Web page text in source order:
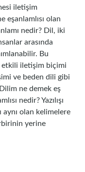
iletişim
eşanlamlısı olan
nedir? Dil, iki
arasında
Bu
etkili iletişim biçimi
ve beden dili gibi
ne demek eş
nedir? Yazılışı
aynı olan kelimelere
yerine